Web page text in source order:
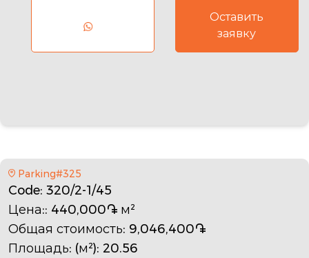
Оставить
заявку
Parking#325
Code: 320/2-1/45
Цена:: 440,000֏ м²
Общая стоимость: 9,046,400֏
Площадь: (м²): 20.56